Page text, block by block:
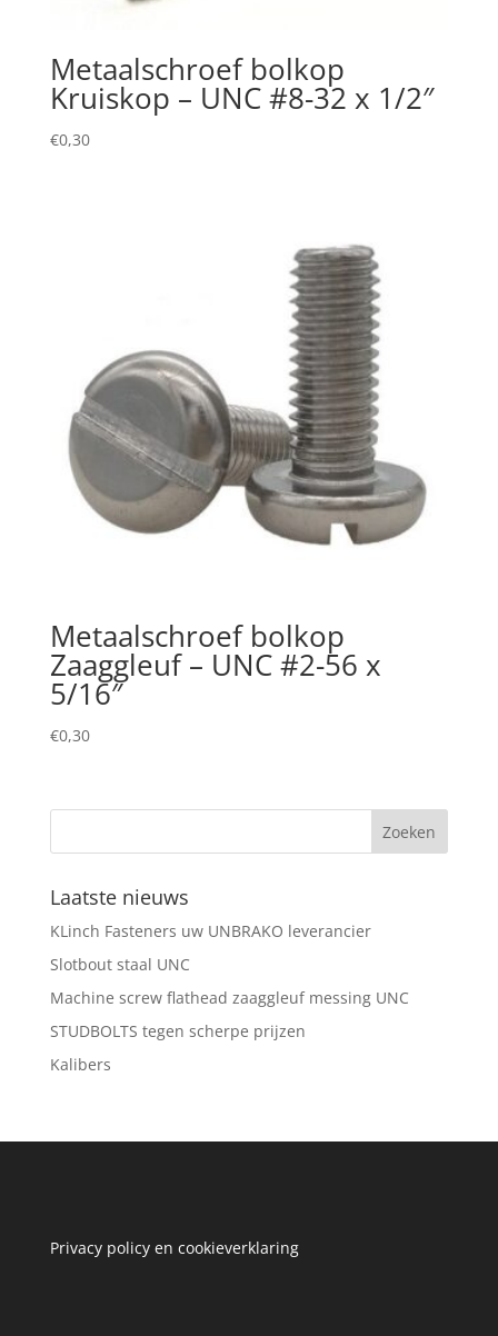
Metaalschroef bolkop
Kruiskop – UNC #8-32 x 1/2″
€0,30
Metaalschroef bolkop
Zaaggleuf – UNC #2-56 x
5/16″
€0,30
Laatste nieuws
KLinch Fasteners uw UNBRAKO leverancier
Slotbout staal UNC
Machine screw flathead zaaggleuf messing UNC
STUDBOLTS tegen scherpe prijzen
Kalibers
Privacy policy en cookieverklaring